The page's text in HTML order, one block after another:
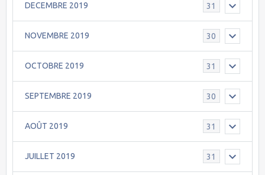
DECEMBRE 2019 31
NOVEMBRE 2019 30
OCTOBRE 2019 31
SEPTEMBRE 2019 30
AOÛT 2019 31
JUILLET 2019 31